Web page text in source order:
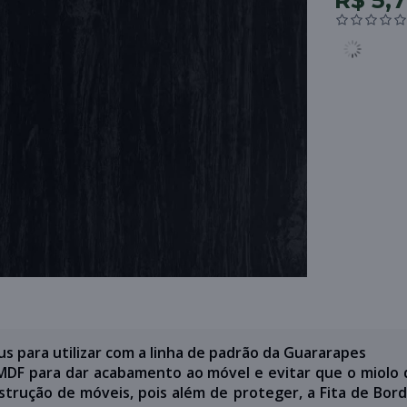
para utilizar com a linha de padrão da Guararapes
para dar acabamento ao móvel e evitar que o
de móveis, pois além de proteger, a Fita de